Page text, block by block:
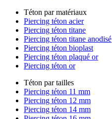
Téton par matériaux
Piercing téton acier
Piercing téton titane
Piercing téton titane anodisé
Piercing téton bioplast
Piercing téton plaqué or
Piercing téton or
Téton par tailles
Piercing téton 11 mm
Piercing téton 12 mm
Piercing téton 14 mm